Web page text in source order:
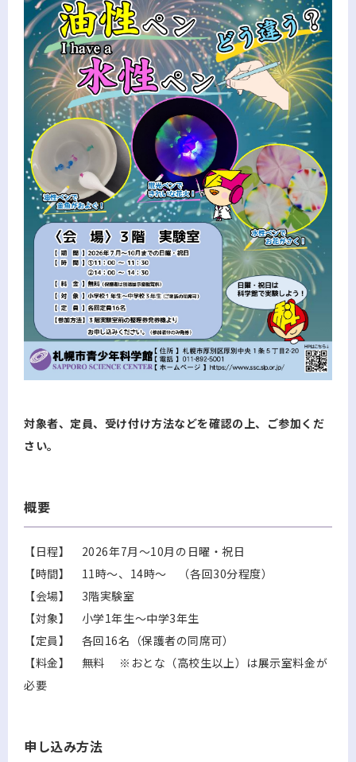
対象者、定員、受け付け方法などを確認の上、ご参加くだ
さい。
概要
【日程】 2026年7月～10月の日曜・祝日
【時間】 11時～、14時～ （各回30分程度）
【会場】 3階実験室
【対象】 小学1年生～中学3年生
【定員】 各回16名（保護者の同席可）
【料金】 無料 ※おとな（高校生以上）は展示室料金が
必要
申し込み方法